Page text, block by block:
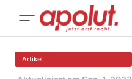
Artikel